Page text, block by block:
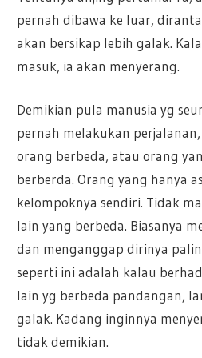
pernah dibawa ke luar,
akan bersikap lebih galak.
masuk, ia akan menyerang.
Demikian pula manusia yg
pernah melakukan
orang berbeda, atau orang
berberda. Orang yang hanya
kelompoknya sendiri. Tidak
lain yang berbeda. Biasanya
dan menganggap dirinya
seperti ini adalah kalau
lain yg berbeda pandangan,
galak. Kadang inginnya
tidak demikian.